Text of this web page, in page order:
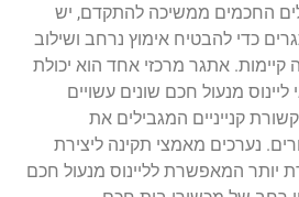
החכמים ממשיכה להתקדם, יש
כדי להבטיח אימוץ נרחב ושילוב
אתגר מרכזי אחד הוא יכולת
מנעול חכם שונים עשויים
קנייניים המגבילים את
נערכים מאמצי תקינה ליצירת
יותר המאפשרת לליינוס מנעול חכם